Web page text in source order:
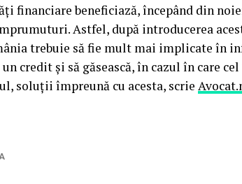
financiare beneficiază, începând din
Astfel, după introducerea
trebuie să fie mult mai implicate în
credit şi să găsească, în cazul în care
soluţii împreună cu acesta, scrie